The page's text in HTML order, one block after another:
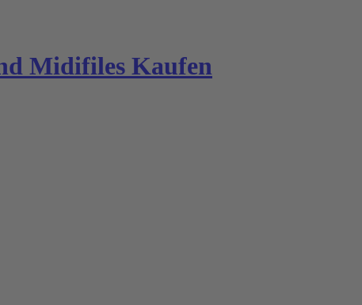
Midifiles Kaufen